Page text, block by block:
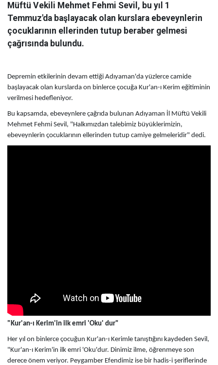
Müftü Vekili Mehmet Fehmi Sevil, bu yıl 1
Temmuz'da başlayacak olan kurslara ebeveynlerin
çocuklarının ellerinden tutup beraber gelmesi
çağrısında bulundu.
Depremin etkilerinin devam ettiği Adıyaman'da yüzlerce camide
başlayacak olan kurslarda on binlerce çocuğa Kur'an-ı Kerim eğitiminin
verilmesi hedefleniyor.
Bu kapsamda, ebeveynlere çağrıda bulunan Adıyaman İl Müftü Vekili
Mehmet Fehmi Sevil, "Halkımızdan talebimiz büyüklerimizin,
ebeveynlerin çocuklarının ellerinden tutup camiye gelmeleridir" dedi.
"Kur'an-ı Kerim'in ilk emri 'Oku' dur"
Her yıl on binlerce çocuğun Kur'an-ı Kerimle tanıştığını kaydeden Sevil,
"Kur'an-ı Kerim'in ilk emri 'Oku'dur. Dinimiz ilme, öğrenmeye son
derece önem veriyor. Peygamber Efendimiz ise bir hadis-i şeriflerinde